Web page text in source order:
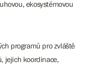
ekosystémovou
programů pro zvláště
jejich koordinace,